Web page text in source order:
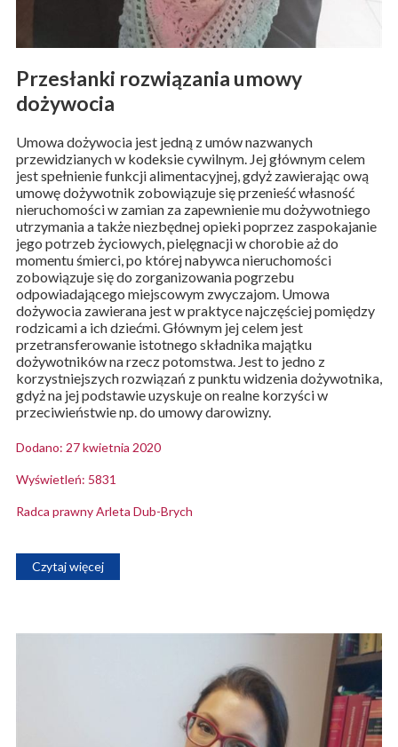
Przesłanki rozwiązania umowy
dożywocia
Umowa dożywocia jest jedną z umów nazwanych
przewidzianych w kodeksie cywilnym. Jej głównym celem
jest spełnienie funkcji alimentacyjnej, gdyż zawierając ową
umowę dożywotnik zobowiązuje się przenieść własność
nieruchomości w zamian za zapewnienie mu dożywotniego
utrzymania a także niezbędnej opieki poprzez zaspokajanie
jego potrzeb życiowych, pielęgnacji w chorobie aż do
momentu śmierci, po której nabywca nieruchomości
zobowiązuje się do zorganizowania pogrzebu
odpowiadającego miejscowym zwyczajom. Umowa
dożywocia zawierana jest w praktyce najczęściej pomiędzy
rodzicami a ich dziećmi. Głównym jej celem jest
przetransferowanie istotnego składnika majątku
dożywotników na rzecz potomstwa. Jest to jedno z
korzystniejszych rozwiązań z punktu widzenia dożywotnika,
gdyż na jej podstawie uzyskuje on realne korzyści w
przeciwieństwie np. do umowy darowizny.
Dodano: 27 kwietnia 2020
Wyświetleń: 5831
Radca prawny Arleta Dub-Brych
Czytaj więcej